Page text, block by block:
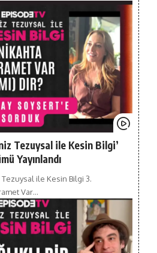
Tezuysal ile Kesin Bilgi’
Yayınlandı
ile Kesin Bilgi 3.
Var…